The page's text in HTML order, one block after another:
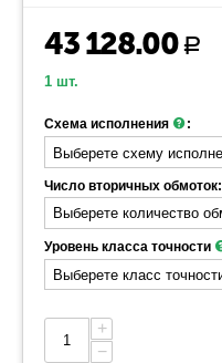
43 128.00 Р
1 шт.
Схема исполнения :
Число вторичных обмоток:
Уровень класса точности
+
−